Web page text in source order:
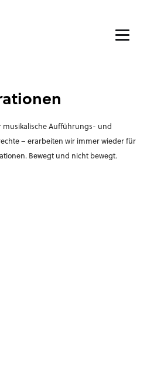
musikalische Aufführungs- und
– erarbeiten wir immer wieder für
Bewegt und nicht bewegt.